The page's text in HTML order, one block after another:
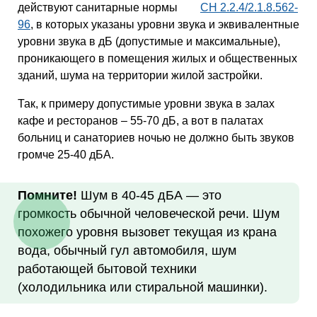
действуют санитарные нормы
СН 2.2.4/2.1.8.562-
96, в которых указаны уровни звука и эквивалентные
уровни звука в дБ (допустимые и максимальные),
проникающего в помещения жилых и общественных
зданий, шума на территории жилой застройки.
Так, к примеру допустимые уровни звука в залах
кафе и ресторанов – 55-70 дБ, а вот в палатах
больниц и санаториев ночью не должно быть звуков
громче 25-40 дБА.
Помните! Шум в 40-45 дБА — это
громкость обычной человеческой речи. Шум
похожего уровня вызовет текущая из крана
вода, обычный гул автомобиля, шум
работающей бытовой техники
(холодильника или стиральной машинки).